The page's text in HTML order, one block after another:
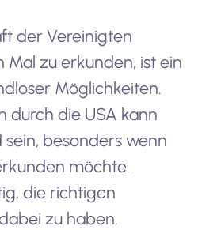
der Vereinigten
zu erkunden, ist ein
Möglichkeiten.
durch die USA kann
besonders wenn
möchte.
die richtigen
zu haben.